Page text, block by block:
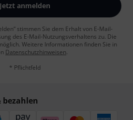
Jetzt anmelden
stimmen Sie dem Erhalt von E-Mail-
des E-Mail-Nutzungsverhaltens zu. Die
Weitere Informationen finden Sie in
Datenschutzhinweisen.
* Pflichtfeld
bezahlen